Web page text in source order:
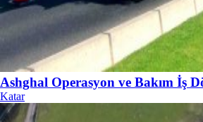
Ashghal Operasyon ve Bakım İş
Katar